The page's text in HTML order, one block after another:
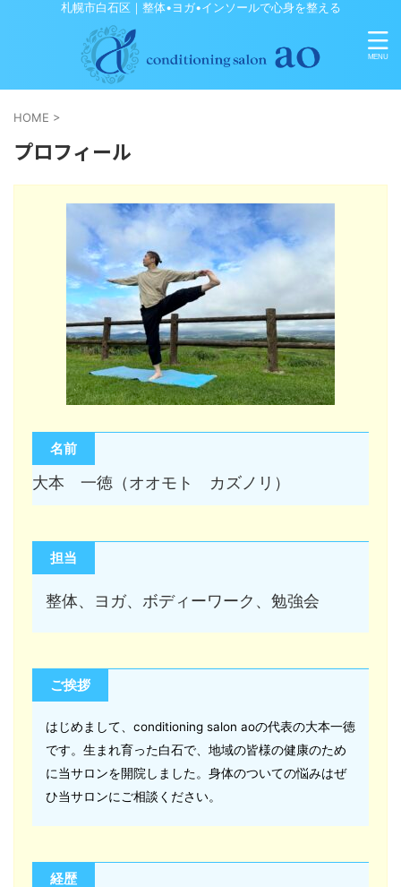
札幌市白石区｜整体•ヨガ•インソールで心身を整える
HOME >
プロフィール
名前
大本 一徳（オオモト カズノリ）
担当
整体、ヨガ、ボディーワーク、勉強会
ご挨拶
はじめまして、conditioning salon aoの代表の大本一徳
です。生まれ育った白石で、地域の皆様の健康のため
に当サロンを開院しました。身体のついての悩みはぜ
ひ当サロンにご相談ください。
経歴